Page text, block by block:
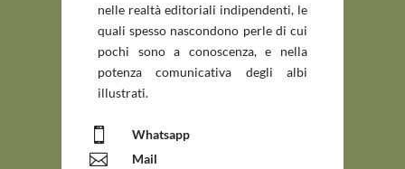
nelle realtà editoriali indipendenti, le
quali spesso nascondono perle di cui
pochi sono a conoscenza, e nella
potenza comunicativa degli albi
illustrati.
 Whatsapp
 Mail